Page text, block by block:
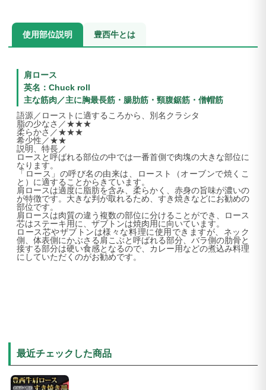
使用部位説明 豊西牛とは
肩ロース
英名：Chuck roll
主な筋肉／主に胸最長筋・腸肋筋・頸腹鋸筋・僧帽筋
語源／ローストに適するころから、別名クラシタ
脂の少なさ／★★★
柔らかさ／★★★
希少性／★★
説明、特長／
ロースと呼ばれる部位の中では一番首側で肉塊の大きな部位に
なります。
「ロース」の呼び名の由来は、ロースト（オーブンで焼くこ
と）に適することからきています。
肩ロースは適度に脂肪を含み、柔らかく、赤身の旨味が濃いの
が特徴です。大きな判が取れるため、すき焼きなどにお勧めの
部位です。
肩ロースは肉質の違う複数の部位に分けることができ、ロース
芯はステーキ用に、ザブトンは焼肉用に向いています。
ロース芯やザブトンは様々な料理に使用できますが、ネック
側、体表側にかぶさる肩こぶと呼ばれる部分、バラ側の肋骨と
接する部分は硬い食感となるので、カレー用などの煮込み料理
にしていただくのがお勧めです。
最近チェックした商品